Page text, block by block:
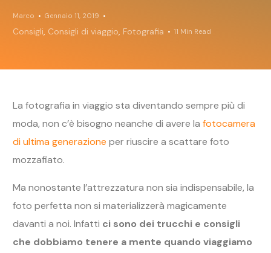
Marco Gennaio 11, 2019
Consigli, Consigli di viaggio, Fotografia 11 Min Read
La fotografia in viaggio sta diventando sempre più di
moda, non c’è bisogno neanche di avere lafotocamera
di ultima generazione per riuscire a scattare foto
mozzafiato.
Ma nonostante l’attrezzatura non sia indispensabile, la
foto perfetta non si materializzerà magicamente
davanti a noi. Infatti ci sono dei trucchi e consigli
che dobbiamo tenere a mente quando viaggiamo